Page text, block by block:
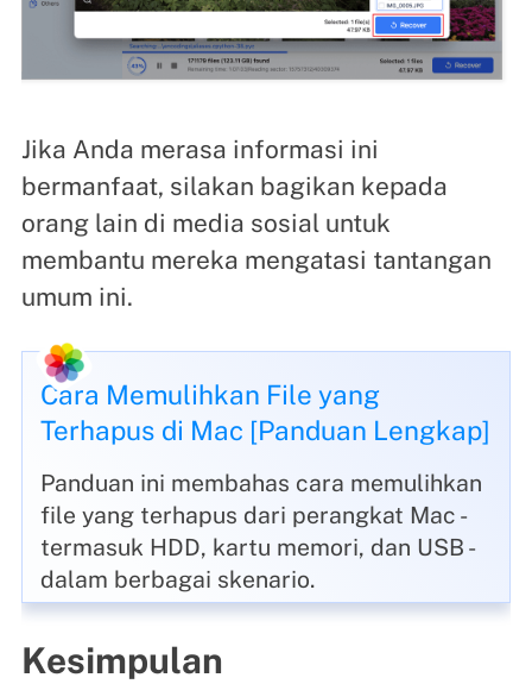
Jika Anda merasa informasi ini
bermanfaat, silakan bagikan kepada
orang lain di media sosial untuk
membantu mereka mengatasi tantangan
umum ini.
Cara Memulihkan File yang
Terhapus di Mac [Panduan Lengkap]
Panduan ini membahas cara memulihkan
file yang terhapus dari perangkat Mac -
termasuk HDD, kartu memori, dan USB -
dalam berbagai skenario.
Kesimpulan